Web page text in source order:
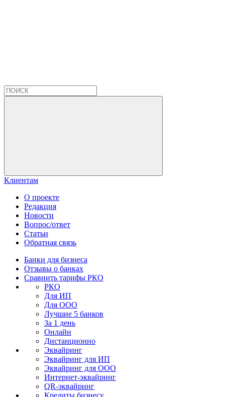
Клиентам
О проекте
Редакция
Новости
Вопрос/ответ
Статьи
Обратная связь
Банки для бизнеса
Отзывы о банках
Сравнить тарифы РКО
РКО
Для ИП
Для ООО
Лучшие 5 банков
За 1 день
Онлайн
Дистанционно
Эквайринг
Эквайринг для ИП
Эквайринг для ООО
Интернет-эквайринг
QR-эквайринг
Кредиты бизнесу